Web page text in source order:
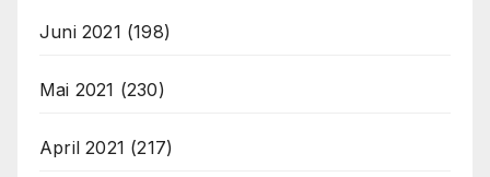
Juni 2021 (198)
Mai 2021 (230)
April 2021 (217)